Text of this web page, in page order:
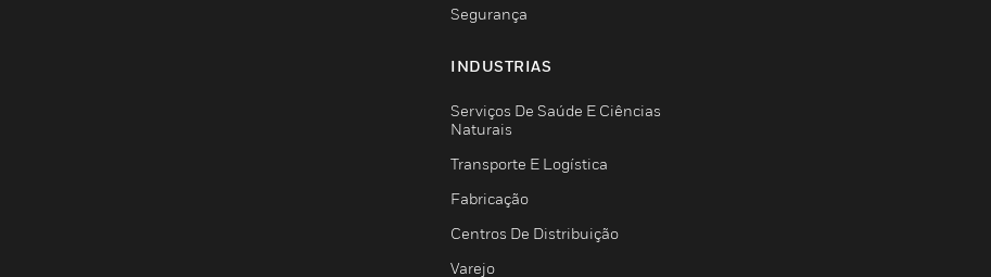
Segurança
INDUSTRIAS
Serviços De Saúde E Ciências
Naturais
Transporte E Logística
Fabricação
Centros De Distribuição
Varejo